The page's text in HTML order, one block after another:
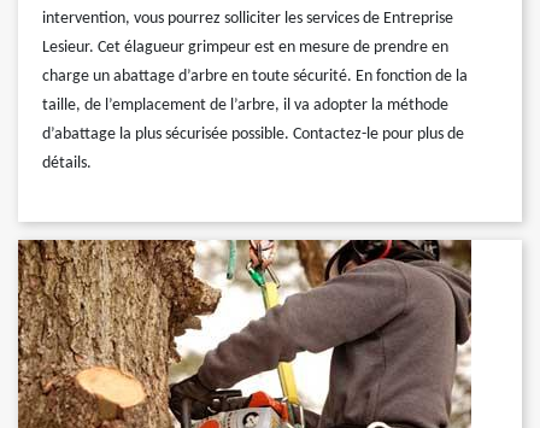
intervention, vous pourrez solliciter les services de Entreprise
Lesieur. Cet élagueur grimpeur est en mesure de prendre en
charge un abattage d’arbre en toute sécurité. En fonction de la
taille, de l’emplacement de l’arbre, il va adopter la méthode
d’abattage la plus sécurisée possible. Contactez-le pour plus de
détails.